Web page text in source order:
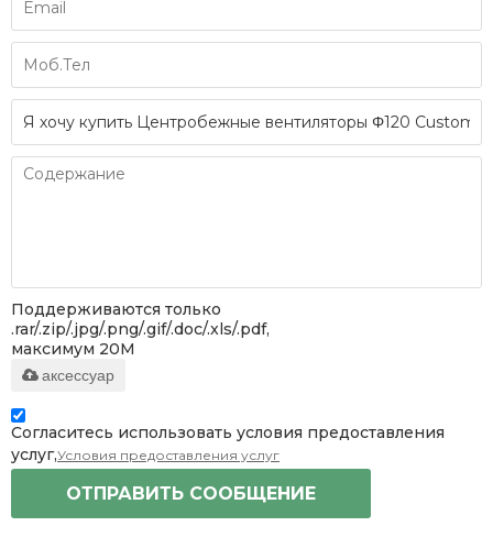
Поддерживаются только
.rar/.zip/.jpg/.png/.gif/.doc/.xls/.pdf,
максимум 20M
аксессуар
Согласитесь использовать условия предоставления
услуг,Условия предоставления услуг
ОТПРАВИТЬ СООБЩЕНИЕ